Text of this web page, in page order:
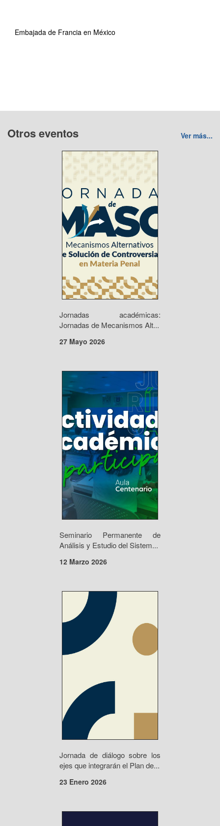
Embajada de Francia en México
Otros eventos Ver más...
Jornadas académicas:
Jornadas de Mecanismos Alt...
27 Mayo 2026
Seminario Permanente de
Análisis y Estudio del Sistem...
12 Marzo 2026
Jornada de diálogo sobre los
ejes que integrarán el Plan de...
23 Enero 2026